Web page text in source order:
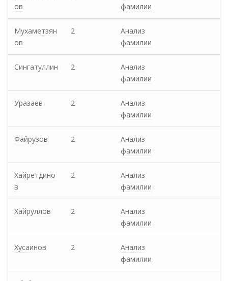
ов
фамилии
Мухаметзян
ов
2
Анализ
фамилии
Сингатуллин 2
Анализ
фамилии
Уразаев 2
Анализ
фамилии
Файрузов 2
Анализ
фамилии
Хайретдино
в
2
Анализ
фамилии
Хайруллов 2
Анализ
фамилии
Хусаинов 2
Анализ
фамилии